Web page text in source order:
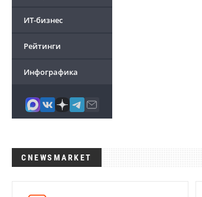
ИТ-бизнес
Рейтинги
Инфографика
CNEWSMARKET